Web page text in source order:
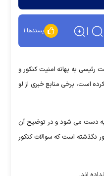
پسندها:۱
رئیسی به بهانه امنیت کنکور و
است، برخی منابع خبری از لو
دست می شود و در توضیح آن
نگذشته است که سوالات کنکور